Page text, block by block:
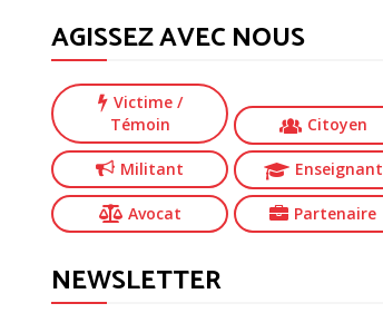
AGISSEZ AVEC NOUS
Victime /
Témoin
Citoyen
Militant Enseignant
Avocat Partenaire
NEWSLETTER